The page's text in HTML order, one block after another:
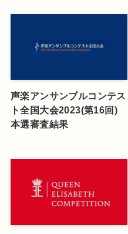
声楽アンサンブルコンテス
ト全国大会2023(第16回)
本選審査結果